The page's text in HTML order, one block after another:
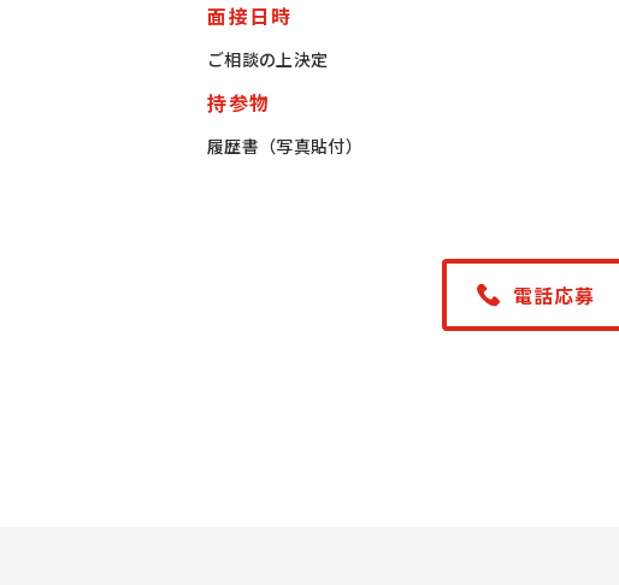
面接日時
ご相談の上決定
持参物
履歴書（写真貼付）
電話応募